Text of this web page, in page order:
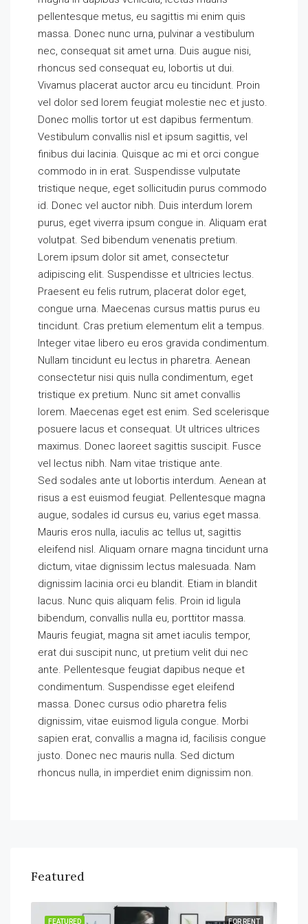
pellentesque metus, eu sagittis mi enim quis
massa. Donec nunc urna, pulvinar a vestibulum
nec, consequat sit amet urna. Duis augue nisi,
rhoncus sed consequat eu, lobortis ut dui.
Vivamus placerat auctor arcu eu tincidunt. Proin
vel dolor sed lorem feugiat molestie nec et justo.
Donec mollis tortor ut est dapibus fermentum.
Vestibulum convallis nisl et ipsum sagittis, vel
finibus dui lacinia. Quisque ac mi et orci congue
commodo in in erat. Suspendisse vulputate
tristique neque, eget sollicitudin purus commodo
id. Donec vel auctor nibh. Duis interdum lorem
purus, eget viverra ipsum congue in. Aliquam erat
volutpat. Sed bibendum venenatis pretium.
Lorem ipsum dolor sit amet, consectetur
adipiscing elit. Suspendisse et ultricies lectus.
Praesent eu felis rutrum, placerat dolor eget,
congue urna. Maecenas cursus mattis purus eu
tincidunt. Cras pretium elementum elit a tempus.
Integer vitae libero eu eros gravida condimentum.
Nullam tincidunt eu lectus in pharetra. Aenean
consectetur nisi quis nulla condimentum, eget
tristique ex pretium. Nunc sit amet convallis
lorem. Maecenas eget est enim. Sed scelerisque
posuere lacus et consequat. Ut ultrices ultrices
maximus. Donec laoreet sagittis suscipit. Fusce
vel lectus nibh. Nam vitae tristique ante.
Sed sodales ante ut lobortis interdum. Aenean at
risus a est euismod feugiat. Pellentesque magna
augue, sodales id cursus eu, varius eget massa.
Mauris eros nulla, iaculis ac tellus ut, sagittis
eleifend nisl. Aliquam ornare magna tincidunt urna
dictum, vitae dignissim lectus malesuada. Nam
dignissim lacinia orci eu blandit. Etiam in blandit
lacus. Nunc quis aliquam felis. Proin id ligula
bibendum, convallis nulla eu, porttitor massa.
Mauris feugiat, magna sit amet iaculis tempor,
erat dui suscipit nunc, ut pretium velit dui nec
ante. Pellentesque feugiat dapibus neque et
condimentum. Suspendisse eget eleifend
massa. Donec cursus odio pharetra felis
dignissim, vitae euismod ligula congue. Morbi
sapien erat, convallis a magna id, facilisis congue
justo. Donec nec mauris nulla. Sed dictum
rhoncus nulla, in imperdiet enim dignissim non.
Featured
FOR RENT
FEATURED